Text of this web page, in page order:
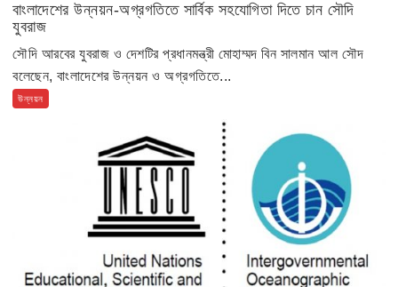
বাংলাদেশের উন্নয়ন-অগ্রগতিতে সার্বিক সহযোগিতা দিতে চান সৌদি
যুবরাজ
সৌদি আরবের যুবরাজ ও দেশটির প্রধানমন্ত্রী মোহাম্মদ বিন সালমান আল সৌদ
বলেছেন, বাংলাদেশের উন্নয়ন ও অগ্রগতিতে...
উন্নয়ন